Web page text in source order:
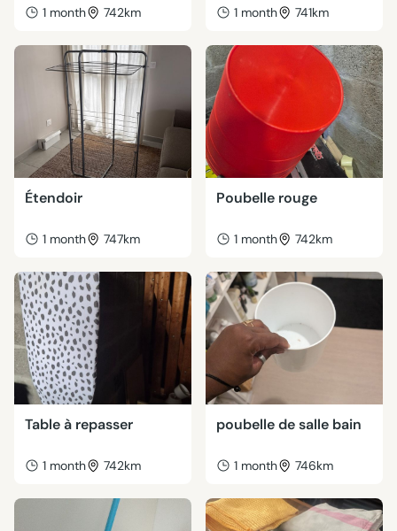
1 month 742km 1 month 741km
Étendoir
1 month 747km
Poubelle rouge
1 month 742km
Table à repasser
1 month 742km
poubelle de salle bain
1 month 746km